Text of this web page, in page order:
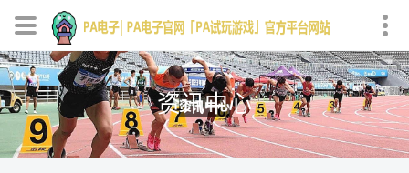
资讯中心